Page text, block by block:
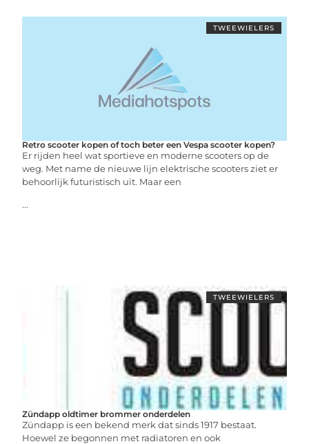
TWEEWIELERS
Retro scooter kopen of toch beter een Vespa scooter kopen?
Er rijden heel wat sportieve en moderne scooters op de
weg. Met name de nieuwe lijn elektrische scooters ziet er
behoorlijk futuristisch uit. Maar een
...
TWEEWIELERS
Zündapp oldtimer brommer onderdelen
Zündapp is een bekend merk dat sinds 1917 bestaat.
Hoewel ze begonnen met radiatoren en ook